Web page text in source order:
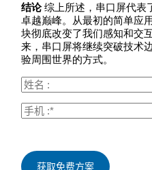
结论综上所述，串口屏代表
卓越巅峰。从最初的简单应
块彻底改变了我们感知和交
来，串口屏将继续突破技术
验周围世界的方式。